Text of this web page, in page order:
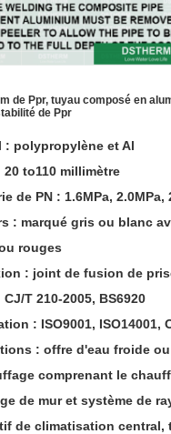
de Ppr, tuyau composé en
de Ppr
: polypropylène et Al
20 to110 millimètre
de PN : 1.6MPa, 2.0MPa,
: marqué gris ou blanc
rouges
: joint de fusion de
CJ/T 210-2005, BS6920
: ISO9001, ISO14001,
: offre d'eau froide
comprenant le
de mur et système de
de climatisation central,